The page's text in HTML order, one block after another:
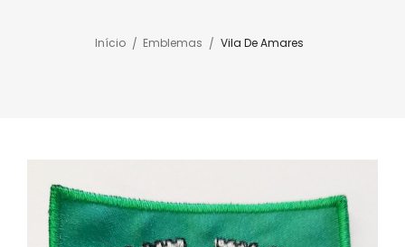
Início Emblemas Vila De Amares